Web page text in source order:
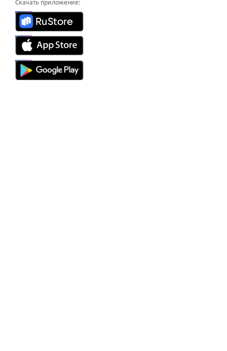
Скачать приложение: